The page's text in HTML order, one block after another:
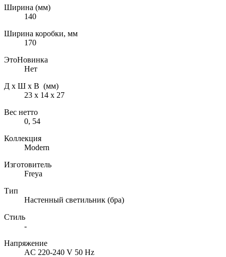
Ширина (мм)
140
Ширина коробки, мм
170
ЭтоНовинка
Нет
Д х Ш х В (мм)
23 х 14 х 27
Вес нетто
0, 54
Коллекция
Modern
Изготовитель
Freya
Тип
Настенный светильник (бра)
Стиль
-
Напряжение
AC 220-240 V 50 Hz